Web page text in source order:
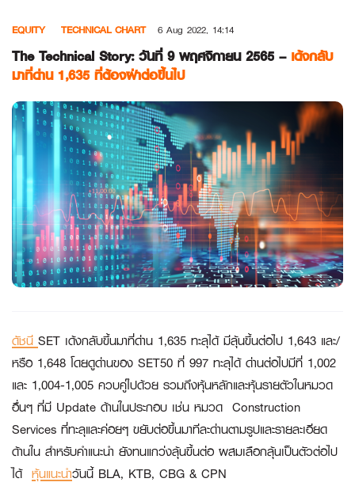
content
EQUITY TECHNICAL CHART 6 Aug 2022, 14:14
The Technical Story: วันที่ 9 พฤศจิกายน 2565 – เด้งกลับ
มาที่ด่าน 1,635 ที่ต้องฝ่าต่อขึ้นไป
ดัชนี SET เด้งกลับขึ้นมาที่ด่าน 1,635 ทะลุได้ มีลุ้นขึ้นต่อไป 1,643 และ/
หรือ 1,648 โดยดูด่านของ SET50 ที่ 997 ทะลุได้ ด่านต่อไปมีที่ 1,002
และ 1,004-1,005 ควบคู่ไปด้วย รวมถึงหุ้นหลักและหุ้นรายตัวในหมวด
อื่นๆ ที่มี Update ด้านในประกอบ เช่น หมวด Construction
Services ที่ทะลุและค่อยๆ ขยับต่อขึ้นมาทีละด่านตามรูปและรายละเอียด
ด้านใน สำหรับคำแนะนำ ยังทนแกว่งลุ้นขึ้นต่อ ผสมเลือกลุ้นเป็นตัวต่อไป
ได้ หุ้นแนะนำวันนี้ BLA, KTB, CBG & CPN